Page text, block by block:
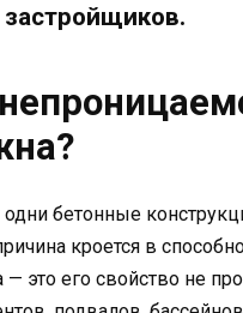
бетонные
кроется в
это его свойство не